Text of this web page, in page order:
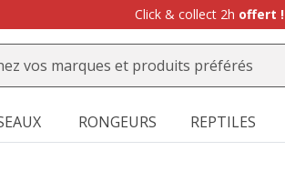
Click & collect 2h offert !
RONGEURS REPTILES